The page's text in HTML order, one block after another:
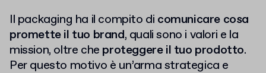
Il packaging ha il compito di comunicare cosa
promette il tuo brand, quali sono i valori e la
mission, oltre che proteggere il tuo prodotto.
Per questo motivo è un’arma strategica e